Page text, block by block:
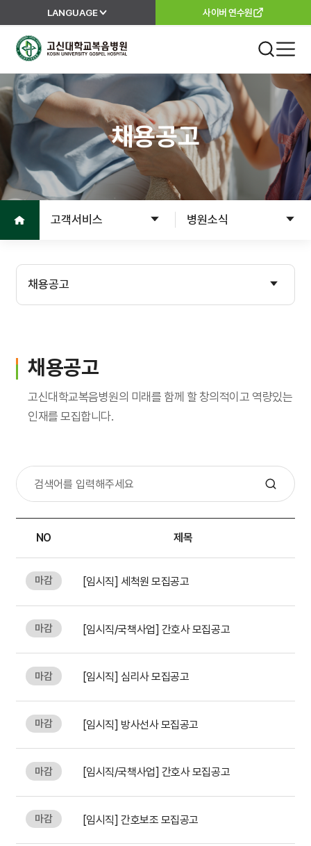
LANGUAGE 사이버 연수원
진료 안내
이용안내
병원소개
외래진료
진료안내
진료절차
진료의뢰서
입원준비
진료비 하이패스
가정간호란
채용공고
고객서비스 병원소식
채용공고
채용공고
고신대학교복음병원의 미래를 함께 할 창의적이고 역량있는
인재를 모집합니다.
NO 제목
마감 [임시직] 세척원 모집공고
마감 [임시직/국책사업] 간호사 모집공고
마감 [임시직] 심리사 모집공고
마감 [임시직] 방사선사 모집공고
마감 [임시직/국책사업] 간호사 모집공고
마감 [임시직] 간호보조 모집공고